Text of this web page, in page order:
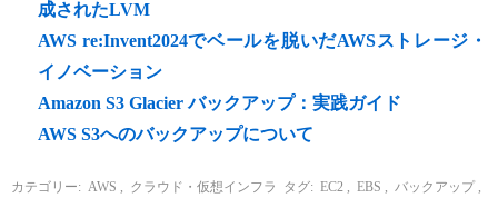
成されたLVM
AWS re:Invent2024でベールを脱いだAWSストレージ・
イノベーション
Amazon S3 Glacier バックアップ：実践ガイド
AWS S3へのバックアップについて
カテゴリー: AWS , クラウド・仮想インフラ タグ: EC2 , EBS , バックアップ ,